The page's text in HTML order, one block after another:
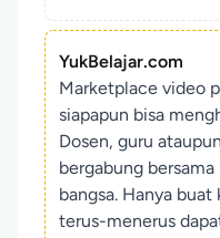
YukBelajar.com
Marketplace video
siapapun bisa
Dosen, guru
bergabung
bangsa. Hanya
terus-menerus